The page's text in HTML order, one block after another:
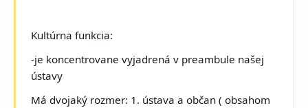
Kultúrna funkcia:
-je koncentrovane vyjadrená v preambule našej
ústavy
Má dvojaký rozmer: 1. ústava a občan ( obsahom